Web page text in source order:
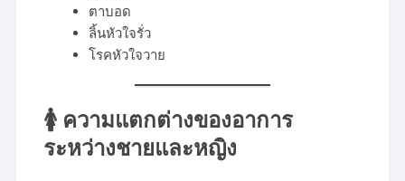
ตาบอด
ลิ้นหัวใจรั่ว
โรคหัวใจวาย
🚺 ความแตกต่างของอาการ
ระหว่างชายและหญิง